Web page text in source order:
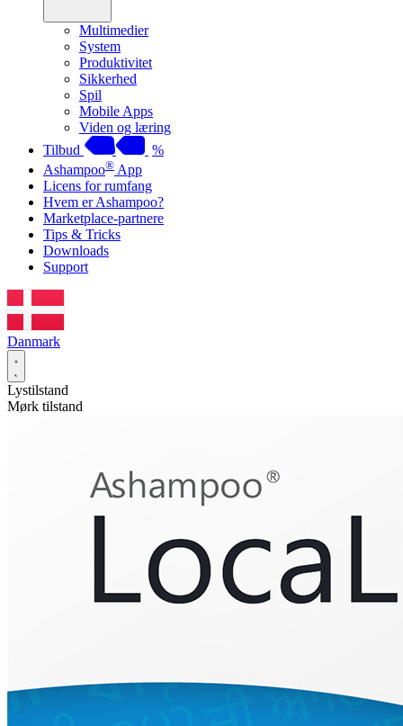
Multimedier
System
Produktivitet
Sikkerhed
Spil
Mobile Apps
Viden og læring
Tilbud
%
Ashampoo® App
Licens for rumfang
Hvem er Ashampoo?
Marketplace-partnere
Tips & Tricks
Downloads
Support
Danmark
Lystilstand
Mørk tilstand